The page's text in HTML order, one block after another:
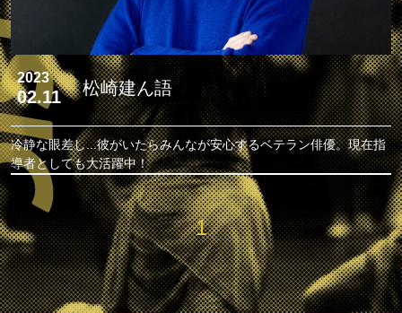
2023
02.11 松崎建ん語
冷静な眼差し...彼がいたらみんなが安心するベテラン俳優。現在指
導者としても大活躍中！
1